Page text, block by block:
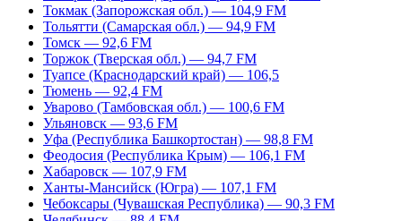
Токмак (Запорожская обл.) — 104,9 FM
Тольятти (Самарская обл.) — 94,9 FM
Томск — 92,6 FM
Торжок (Тверская обл.) — 94,7 FM
Туапсе (Краснодарский край) — 106,5
Тюмень — 92,4 FM
Уварово (Тамбовская обл.) — 100,6 FM
Ульяновск — 93,6 FM
Уфа (Республика Башкортостан) — 98,8 FM
Феодосия (Республика Крым) — 106,1 FM
Хабаровск — 107,9 FM
Ханты-Мансийск (Югра) — 107,1 FM
Чебоксары (Чувашская Республика) — 90,3 FM